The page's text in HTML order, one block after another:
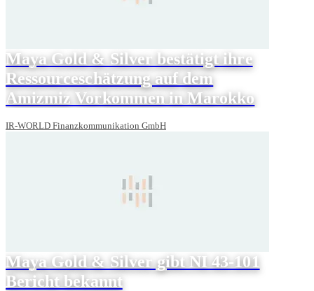
Maya Gold & Silver bestätigt ihre
Ressourceschätzung auf dem
Amizmiz Vorkommen in Marokko
IR-WORLD Finanzkommunikation GmbH
Maya Gold & Silver gibt NI 43-101
Bericht bekannt